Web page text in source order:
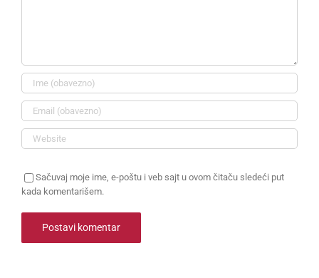
Sačuvaj moje ime, e-poštu i veb sajt u ovom čitaču sledeći put
kada komentarišem.